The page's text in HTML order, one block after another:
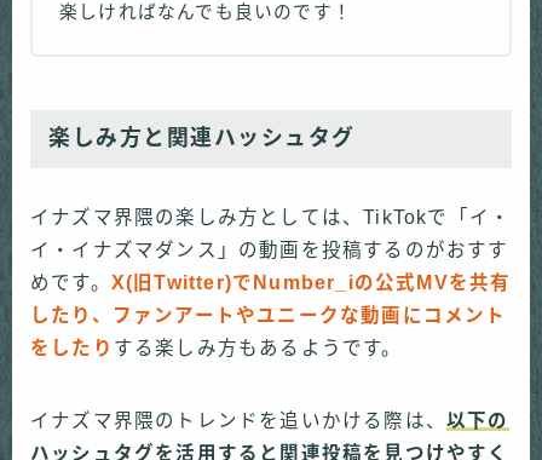
楽しければなんでも良いのです！
楽しみ方と関連ハッシュタグ
イナズマ界隈の楽しみ方としては、TikTokで「イ・
イ・イナズマダンス」の動画を投稿するのがおすす
めです。 X(旧Twitter)でNumber_iの公式MVを共有
したり、ファンアートやユニークな動画にコメント
をしたり する楽しみ方もあるようです。
イナズマ界隈のトレンドを追いかける際は、 以下の
ハッシュタグを活用すると関連投稿を見つけやすく